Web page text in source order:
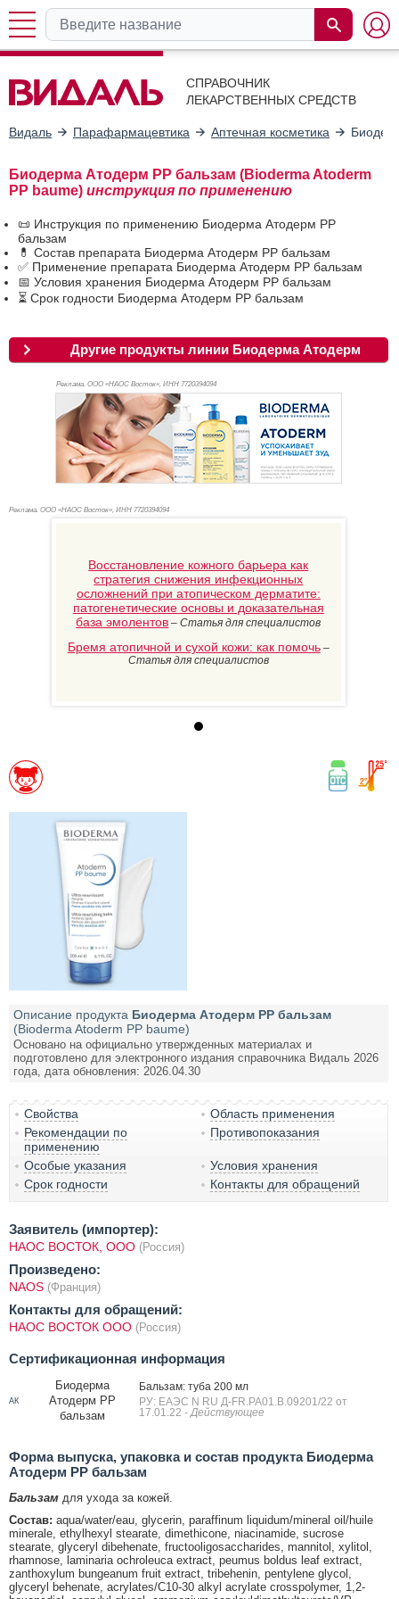
СПРАВОЧНИК
ЛЕКАРСТВЕННЫХ СРЕДСТВ
Видаль Парафармацевтика Аптечная косметика
Биодерма Атодерм PP бальзам (Bioderma Atoderm
PP baume) инструкция по применению
📜 Инструкция по применению Биодерма Атодерм PP
бальзам
💊 Состав препарата Биодерма Атодерм PP бальзам
✅ Применение препарата Биодерма Атодерм PP бальзам
📅 Условия хранения Биодерма Атодерм PP бальзам
⏳ Срок годности Биодерма Атодерм PP бальзам
Другие продукты линии Биодерма Атодерм
Реклама. ООО «НАОС Восток», ИНН 7720394094
Реклама. ООО «НАОС Восток», ИНН 7720394094
Восстановление кожного барьера как
стратегия снижения инфекционных
осложнений при атопическом дерматите:
патогенетические основы и доказательная
база эмолентов –Статья для специалистов
Бремя атопичной и сухой кожи: как помочь–
Статья для специалистов
Описание продукта Биодерма Атодерм PP бальзам
(Bioderma Atoderm PP baume)
Основано на официально утвержденных материалах и
подготовлено для электронного издания справочника Видаль 2026
года, дата обновления: 2026.04.30
Свойства
Область применения
Рекомендации по
применению
Противопоказания
Особые указания
Условия хранения
Срок годности
Контакты для обращений
Заявитель (импортер):
НАОС ВОСТОК, ООО (Россия)
Произведено:
NAOS (Франция)
Контакты для обращений:
НАОС ВОСТОК ООО (Россия)
Сертификационная информация
АК
Биодерма
Атодерм PP
бальзам
Бальзам: туба 200 мл
РУ: ЕАЭС N RU Д-FR.РА01.В.09201/22 от
17.01.22 - Действующее
Форма выпуска, упаковка и состав продукта Биодерма
Атодерм PP бальзам
Бальзам для ухода за кожей.
Состав: aqua/water/eau, glycerin, paraffinum liquidum/mineral oil/huile
minerale, ethylhexyl stearate, dimethicone, niacinamide, sucrose
stearate, glyceryl dibehenate, fructooligosaccharides, mannitol, xylitol,
rhamnose, laminaria ochroleuca extract, peumus boldus leaf extract,
zanthoxylum bungeanum fruit extract, tribehenin, pentylene glycol,
glyceryl behenate, acrylates/C10-30 alkyl acrylate crosspolymer, 1,2-